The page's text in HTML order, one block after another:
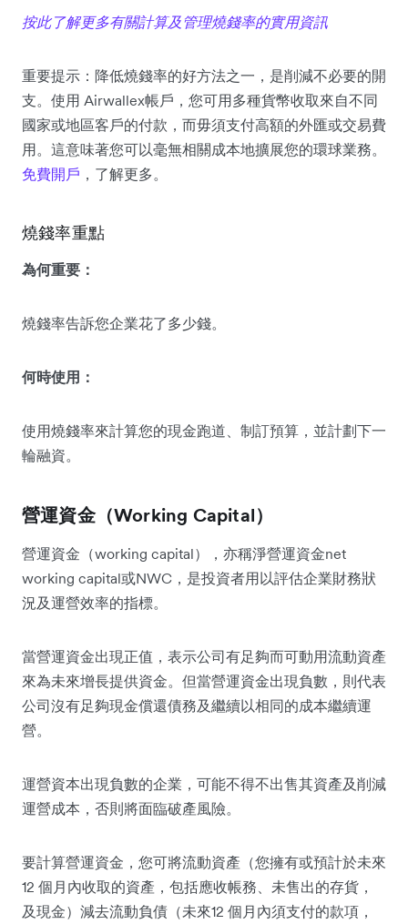
按此了解更多有關計算及管理燒錢率的實用資訊
重要提示：降低燒錢率的好方法之一，是削減不必要的開
支。使用 Airwallex帳戶，您可用多種貨幣收取來自不同
國家或地區客戶的付款，而毋須支付高額的外匯或交易費
用。這意味著您可以毫無相關成本地擴展您的環球業務。
免費開戶 ，了解更多。
燒錢率重點
為何重要：
燒錢率告訴您企業花了多少錢。
何時使用：
使用燒錢率來計算您的現金跑道、制訂預算，並計劃下一
輪融資。
營運資金（Working Capital）
營運資金（working capital），亦稱淨營運資金net
working capital或NWC，是投資者用以評估企業財務狀
況及運營效率的指標。
當營運資金出現正值，表示公司有足夠而可動用流動資產
來為未來增長提供資金。但當營運資金出現負數，則代表
公司沒有足夠現金償還債務及繼續以相同的成本繼續運
營。
運營資本出現負數的企業，可能不得不出售其資產及削減
運營成本，否則將面臨破產風險。
要計算營運資金，您可將流動資產（您擁有或預計於未來
12 個月內收取的資產，包括應收帳務、未售出的存貨，
及現金）減去流動負債（未來12 個月內須支付的款項，